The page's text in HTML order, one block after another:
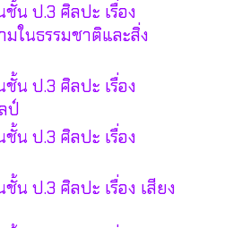
น ป.3 ศิลปะ เรื่อง
ในธรรมชาติและสิ่ง
น ป.3 ศิลปะ เรื่อง
ป์
น ป.3 ศิลปะ เรื่อง
น ป.3 ศิลปะ เรื่อง เสียง